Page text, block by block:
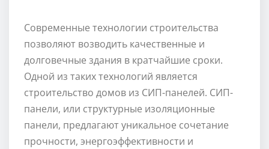
Современные технологии строительства
позволяют возводить качественные и
долговечные здания в кратчайшие сроки.
Одной из таких технологий является
строительство домов из СИП-панелей. СИП-
панели, или структурные изоляционные
панели, предлагают уникальное сочетание
прочности, энергоэффективности и